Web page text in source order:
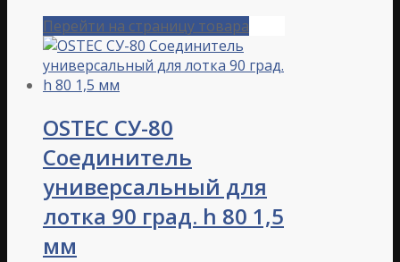
Перейти на страницу товара
OSTEC СУ-80
Соединитель
универсальный для
лотка 90 град. h 80 1,5
мм